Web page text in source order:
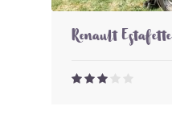
Renault Estafette